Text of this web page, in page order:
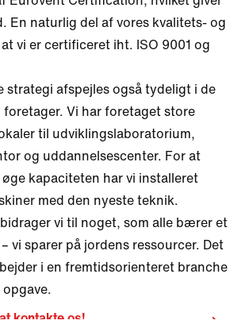
En naturlig del af vores kvalitets- og
vi er certificeret iht. ISO 9001 og
strategi afspejles også tydeligt i de
foretager. Vi har foretaget store
til udviklingslaboratorium,
og uddannelsescenter. For at
kapaciteten har vi installeret
med den nyeste teknik.
vi til noget, som alle bærer et
vi sparer på jordens ressourcer. Det
i en fremtidsorienteret branche
kontakte os!